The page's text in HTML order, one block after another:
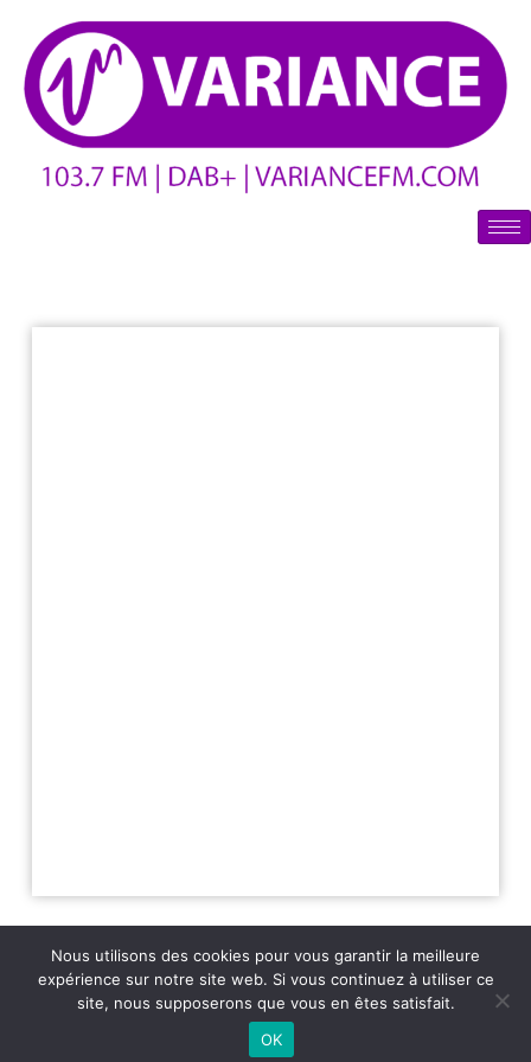
2026 - Variance FM - Mentions légales - Politique de confidentialité -
- Réalisation
Nous utilisons des cookies pour vous garantir la meilleure
expérience sur notre site web. Si vous continuez à utiliser ce
site, nous supposerons que vous en êtes satisfait.
OK